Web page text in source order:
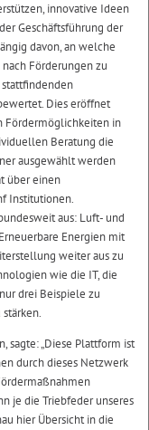
innovative Ideen
Geschäftsführung der
davon, an welche
Förderungen zu
Dies eröffnet
Fördermöglichkeiten in
Beratung die
ausgewählt werden
über einen
Institutionen.
aus: Luft- und
Energien mit
weiter aus zu
wie die IT, die
drei Beispiele zu
sagte: „Diese Plattform ist
durch dieses Netzwerk
je die Triebfeder unseres
hier Übersicht in die